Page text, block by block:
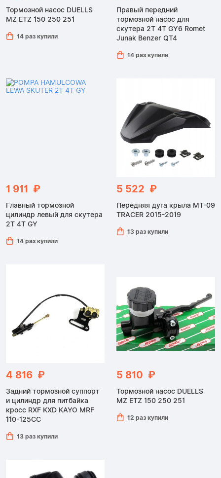
Тормозной насос DUELLS
MZ ETZ 150 250 251
14 раз купили
Правый передний
тормозной насос для
скутера 2T 4T GY6 Romet
Junak Benzer QT4
14 раз купили
1 911 ₽
Главный тормозной
цилиндр левый для скутера
2T 4T GY
14 раз купили
5 522 ₽
Передняя дуга крыла MT-09
TRACER 2015-2019
13 раз купили
4 816 ₽
Задний тормозной суппорт
и цилиндр для питбайка
кросс RXF KXD KAYO MRF
110-125CC
13 раз купили
5 810 ₽
Тормозной насос DUELLS
MZ ETZ 150 250 251
12 раз купили